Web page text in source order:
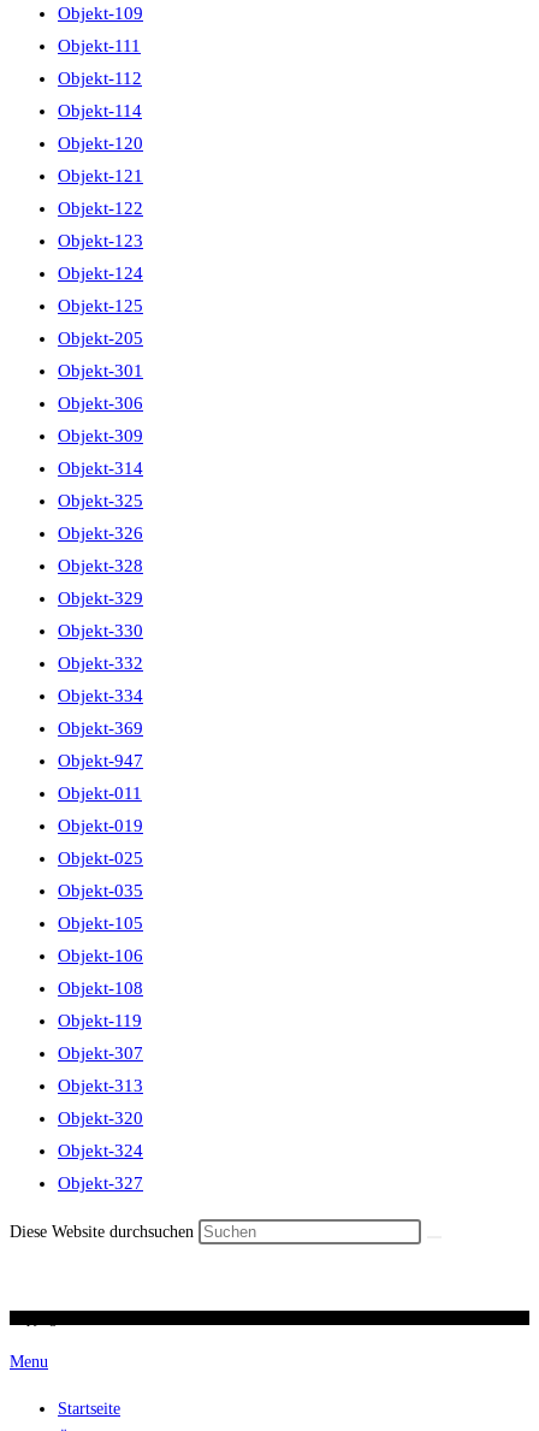
Objekt-109
Objekt-111
Objekt-112
Objekt-114
Objekt-120
Objekt-121
Objekt-122
Objekt-123
Objekt-124
Objekt-125
Objekt-205
Objekt-301
Objekt-306
Objekt-309
Objekt-314
Objekt-325
Objekt-326
Objekt-328
Objekt-329
Objekt-330
Objekt-332
Objekt-334
Objekt-369
Objekt-947
Objekt-011
Objekt-019
Objekt-025
Objekt-035
Objekt-105
Objekt-106
Objekt-108
Objekt-119
Objekt-307
Objekt-313
Objekt-320
Objekt-324
Objekt-327
Diese Website durchsuchen
Menu
Startseite